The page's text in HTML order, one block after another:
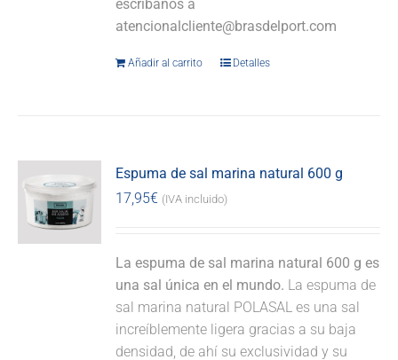
escríbanos a
atencionalcliente@brasdelport.com
Añadir al carrito Detalles
Espuma de sal marina natural 600 g
17,95€ (IVA incluido)
La espuma de sal marina natural 600 g es
una sal única en el mundo. La espuma de
sal marina natural POLASAL es una sal
increíblemente ligera gracias a su baja
densidad, de ahí su exclusividad y su